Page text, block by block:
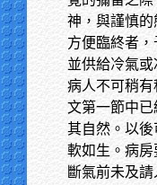
神，與謹慎的
方便臨終者，
並供給冷氣
病人不可稍
文第一節中
其自然。以
軟如生。病
斷氣前未及